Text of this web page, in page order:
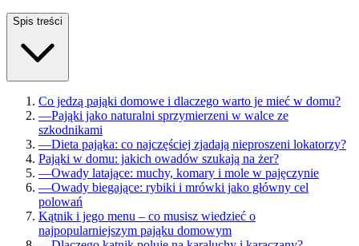
Spis treści
Co jedzą pająki domowe i dlaczego warto je mieć w domu?
—Pająki jako naturalni sprzymierzeni w walce ze
szkodnikami
—Dieta pająka: co najczęściej zjadają nieproszeni lokatorzy?
Pająki w domu: jakich owadów szukają na żer?
—Owady latające: muchy, komary i mole w pajęczynie
—Owady biegające: rybiki i mrówki jako główny cel
polowań
Kątnik i jego menu – co musisz wiedzieć o
najpopularniejszym pająku domowym